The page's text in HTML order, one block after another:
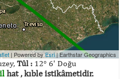
| Powered byEsri|Earthstar Geographics
Tûl : 12° 6' Doğu
hat , kıble istikâmetidir.